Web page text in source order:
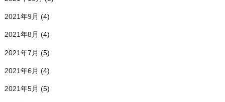
2021年9月 (4)
2021年8月 (4)
2021年7月 (5)
2021年6月 (4)
2021年5月 (5)